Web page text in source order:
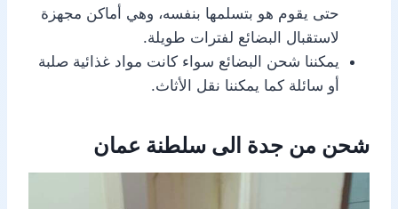
حتى يقوم هو بتسلمها بنفسه، وهي أماكن مجهزة
لاستقبال البضائع لفترات طويلة.
يمكننا شحن البضائع سواء كانت مواد غذائية صلبة
أو سائلة كما يمكننا نقل الأثاث.
شحن من جدة الى سلطنة عمان